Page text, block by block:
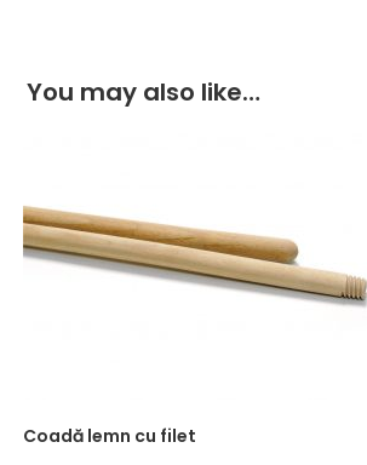
You may also like…
Coadă lemn cu filet